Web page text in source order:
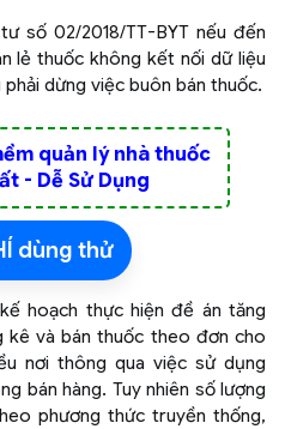
số 02/2018/TT-BYT nếu đến
lẻ thuốc không kết nối dữ liệu
dừng việc buôn bán thuốc.
quản lý nhà thuốc
- Dễ Sử Dụng
dùng thử
hoạch thực hiện đề án tăng
và bán thuốc theo đơn cho
nơi thông qua việc sử dụng
bán hàng. Tuy nhiên số lượng
phương thức truyền thống,